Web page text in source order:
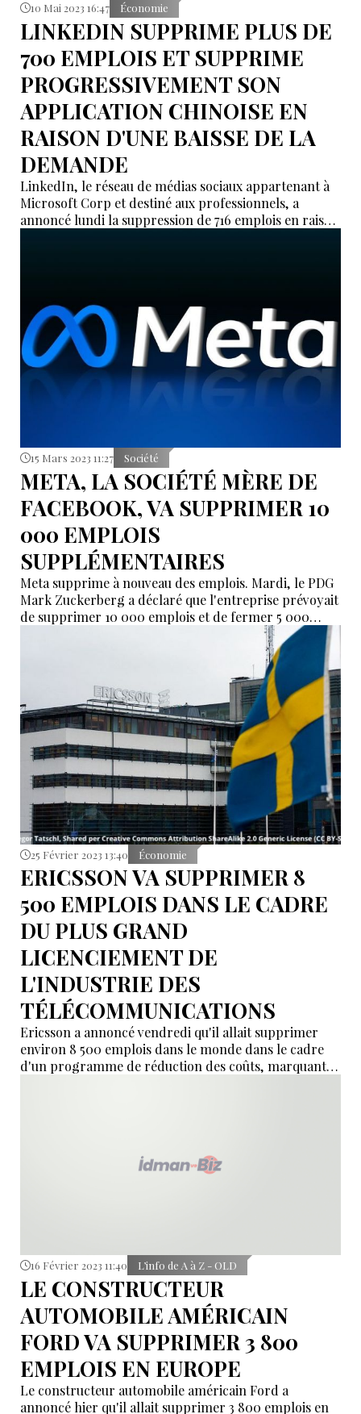
10 Mai 2023 16:47 Économie
LINKEDIN SUPPRIME PLUS DE
700 EMPLOIS ET SUPPRIME
PROGRESSIVEMENT SON
APPLICATION CHINOISE EN
RAISON D'UNE BAISSE DE LA
DEMANDE
LinkedIn, le réseau de médias sociaux appartenant à
Microsoft Corp et destiné aux professionnels, a
annoncé lundi la suppression de 716 emplois en raison
15 Mars 2023 11:27 Société
META, LA SOCIÉTÉ MÈRE DE
FACEBOOK, VA SUPPRIMER 10
000 EMPLOIS
SUPPLÉMENTAIRES
Meta supprime à nouveau des emplois. Mardi, le PDG
Mark Zuckerberg a déclaré que l'entreprise prévoyait
de supprimer 10 000 emplois et de fermer 5 000
postes vacants. En novembre, le géant des médias
25 Février 2023 13:40 Économie
ERICSSON VA SUPPRIMER 8
500 EMPLOIS DANS LE CADRE
DU PLUS GRAND
LICENCIEMENT DE
L'INDUSTRIE DES
TÉLÉCOMMUNICATIONS
Ericsson a annoncé vendredi qu'il allait supprimer
environ 8 500 emplois dans le monde dans le cadre
d'un programme de réduction des coûts, marquant
16 Février 2023 11:40 L’info de A à Z - OLD
LE CONSTRUCTEUR
AUTOMOBILE AMÉRICAIN
FORD VA SUPPRIMER 3 800
EMPLOIS EN EUROPE
Le constructeur automobile américain Ford a
annoncé hier qu'il allait supprimer 3 800 emplois en